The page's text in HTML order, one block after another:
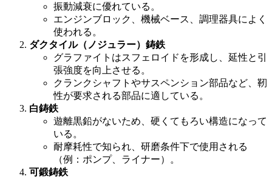
振動減衰に優れている。
エンジンブロック、機械ベース、調理器具によく
使われる。
ダクタイル（ノジュラー）鋳鉄
グラファイトはスフェロイドを形成し、延性と引
張強度を向上させる。
クランクシャフトやサスペンション部品など、靭
性が要求される部品に適している。
白鋳鉄
遊離黒鉛がないため、硬くてもろい構造になって
いる。
耐摩耗性で知られ、研磨条件下で使用される
（例：ポンプ、ライナー）。
可鍛鋳鉄